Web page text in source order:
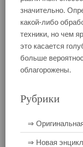
значительно.
какой-либо
техники, но чем
это касается
больше
облагорожены.
Рубрики
⇒
⇒ Новая